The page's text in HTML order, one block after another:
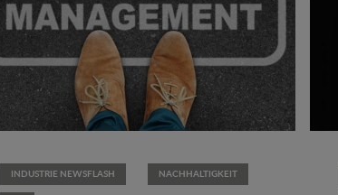
INDUSTRIE NEWSFLASH NACHHALTIGKEIT